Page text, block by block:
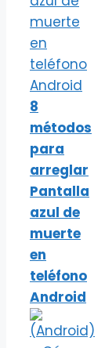
8
métodos
para
arreglar
Pantalla
azul de
muerte
en
teléfono
Android